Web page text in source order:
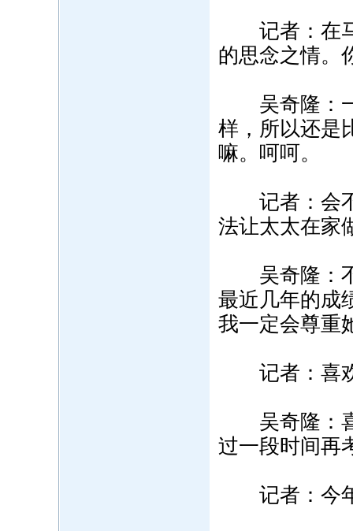
记者：在马
的思念之情。
吴奇隆：一
样，所以还是
嘛。呵呵。
记者：会不
法让太太在家
吴奇隆：不
最近几年的成
我一定会尊重
记者：喜欢
吴奇隆：喜
过一段时间再
记者：今年